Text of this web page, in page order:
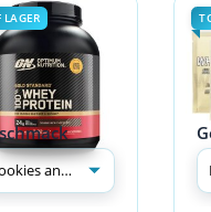
LAGER